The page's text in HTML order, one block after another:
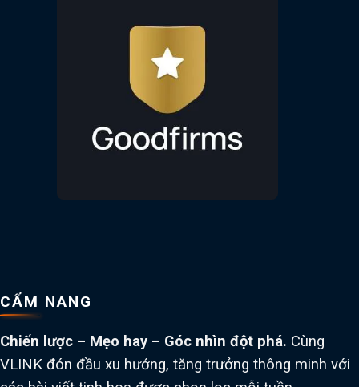
CẨM NANG
Chiến lược – Mẹo hay – Góc nhìn đột phá. Cùng
VLINK đón đầu xu hướng, tăng trưởng thông minh với